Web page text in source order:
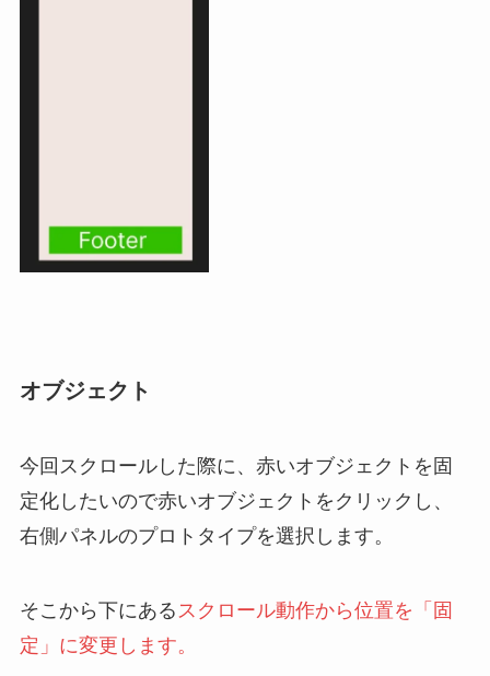
オブジェクト
今回スクロールした際に、赤いオブジェクトを固
定化したいので赤いオブジェクトをクリックし、
右側パネルのプロトタイプを選択します。
そこから下にある スクロール動作から位置を「固
定」に変更します。